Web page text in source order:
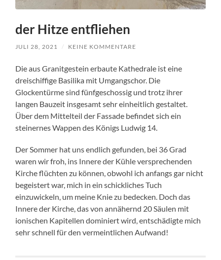
der Hitze entfliehen
JULI 28, 2021 / KEINE KOMMENTARE
Die aus Granitgestein erbaute Kathedrale ist eine
dreischiffige Basilika mit Umgangschor. Die
Glockentürme sind fünfgeschossig und trotz ihrer
langen Bauzeit insgesamt sehr einheitlich gestaltet.
Über dem Mittelteil der Fassade befindet sich ein
steinernes Wappen des Königs Ludwig 14.
Der Sommer hat uns endlich gefunden, bei 36 Grad
waren wir froh, ins Innere der Kühle versprechenden
Kirche flüchten zu können, obwohl ich anfangs gar nicht
begeistert war, mich in ein schickliches Tuch
einzuwickeln, um meine Knie zu bedecken. Doch das
Innere der Kirche, das von annähernd 20 Säulen mit
ionischen Kapitellen dominiert wird, entschädigte mich
sehr schnell für den vermeintlichen Aufwand!